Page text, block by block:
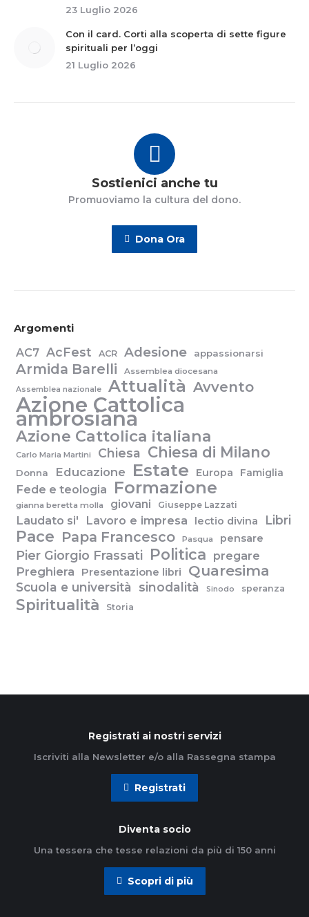
23 Luglio 2026
Con il card. Corti alla scoperta di sette figure
spirituali per l’oggi
21 Luglio 2026
Sostienici anche tu
Promuoviamo la cultura del dono.
Dona Ora
Argomenti
AC7 AcFest ACR Adesione appassionarsi
Armida Barelli Assemblea diocesana
Assemblea nazionale Attualità Avvento
Azione Cattolica
ambrosiana
Azione Cattolica italiana
Carlo Maria Martini Chiesa Chiesa di Milano
Donna Educazione Estate Europa Famiglia
Fede e teologia Formazione
gianna beretta molla giovani Giuseppe Lazzati
Laudato si' Lavoro e impresa lectio divina Libri
Pace Papa Francesco Pasqua pensare
Pier Giorgio Frassati Politica pregare
Preghiera
Presentazione libri Quaresima
Scuola e università sinodalità Sinodo speranza
Spiritualità Storia
Registrati ai nostri servizi
Iscriviti alla Newsletter e/o alla Rassegna stampa
Registrati
Diventa socio
Una tessera che tesse relazioni da più di 150 anni
Scopri di più